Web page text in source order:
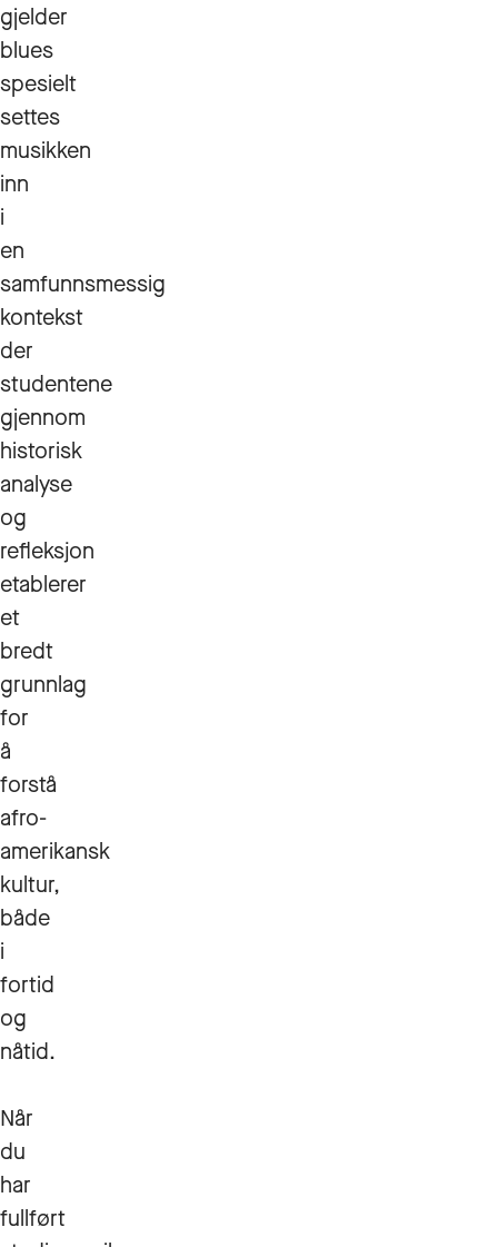
gjelder
blues
spesielt
settes
musikken
inn
i
en
samfunnsmessig
kontekst
der
studentene
gjennom
historisk
analyse
og
refleksjon
etablerer
et
bredt
grunnlag
for
å
forstå
afro-
amerikansk
kultur,
både
i
fortid
og
nåtid.
Når
du
har
fullført